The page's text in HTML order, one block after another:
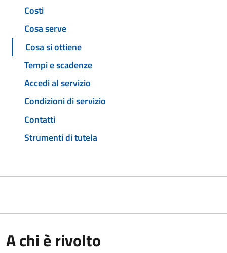
Costi
Cosa serve
Cosa si ottiene
Tempi e scadenze
Accedi al servizio
Condizioni di servizio
Contatti
Strumenti di tutela
A chi è rivolto